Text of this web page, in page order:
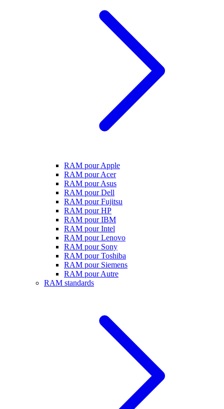
RAM pour Apple
RAM pour Acer
RAM pour Asus
RAM pour Dell
RAM pour Fujitsu
RAM pour HP
RAM pour IBM
RAM pour Intel
RAM pour Lenovo
RAM pour Sony
RAM pour Toshiba
RAM pour Siemens
RAM pour Autre
RAM standards